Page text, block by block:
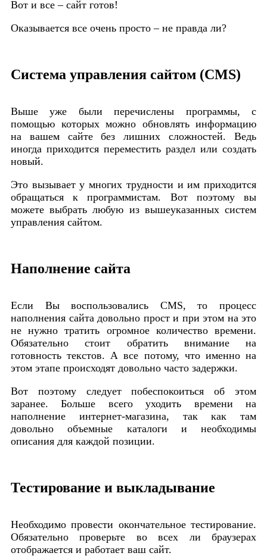
Вот и все – сайт готов!
Оказывается все очень просто – не правда ли?
Система управления сайтом (CMS)
Выше уже были перечислены программы, с
помощью которых можно обновлять информацию
на вашем сайте без лишних сложностей. Ведь
иногда приходится переместить раздел или создать
новый.
Это вызывает у многих трудности и им приходится
обращаться к программистам. Вот поэтому вы
можете выбрать любую из вышеуказанных систем
управления сайтом.
Наполнение сайта
Если Вы воспользовались CMS, то процесс
наполнения сайта довольно прост и при этом на это
не нужно тратить огромное количество времени.
Обязательно стоит обратить внимание на
готовность текстов. А все потому, что именно на
этом этапе происходят довольно часто задержки.
Вот поэтому следует побеспокоиться об этом
заранее. Больше всего уходить времени на
наполнение интернет-магазина, так как там
довольно объемные каталоги и необходимы
описания для каждой позиции.
Тестирование и выкладывание
Необходимо провести окончательное тестирование.
Обязательно проверьте во всех ли браузерах
отображается и работает ваш сайт.